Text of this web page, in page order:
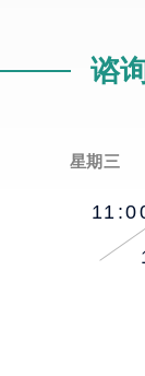
谘
星期三